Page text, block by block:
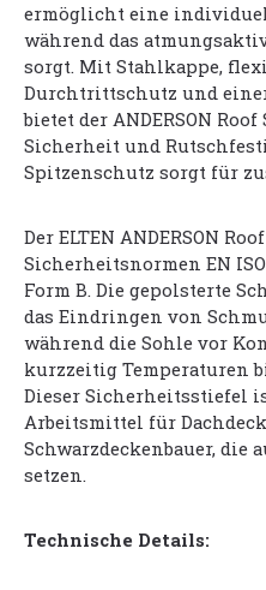
ermöglicht eine
während das
sorgt. Mit Stahlkappe,
Durchtrittschutz und
bietet der ANDERSON
Sicherheit und
Spitzenschutz sorgt für
Der ELTEN ANDERSON
Sicherheitsnormen EN ISO
Form B. Die gepolsterte
das Eindringen von
während die Sohle vor
kurzzeitig Temperaturen
Dieser Sicherheitsstiefel
Arbeitsmittel für
Schwarzdeckenbauer, die
setzen.
Technische Details: